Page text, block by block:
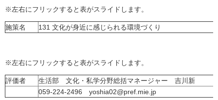
※左右にフリックすると表がスライドします。
施策名 131 文化が身近に感じられる環境づくり
※左右にフリックすると表がスライドします。
評価者
生活部 文化・私学分野総括マネージャー 吉川新
059-224-2496 yoshia02@pref.mie.jp